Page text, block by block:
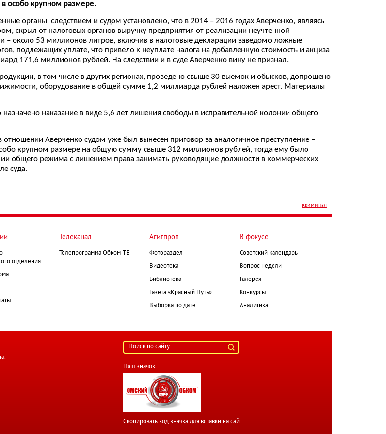
в особо крупном размере.
органы, следствием и судом установлено, что в 2014 – 2016 годах Аверченко, являясь
скрыл от налоговых органов выручку предприятия от реализации неучтенной
– около 53 миллионов литров, включив в налоговые декларации заведомо ложные
подлежащих уплате, что привело к неуплате налога на добавленную стоимость и акциза
171,6 миллионов рублей. На следствии и в суде Аверченко вину не признал.
в том числе в других регионах, проведено свыше 30 выемок и обысков, допрошено
оборудование в общей сумме 1,2 миллиарда рублей наложен арест. Материалы
наказание в виде 5,6 лет лишения свободы в исправительной колонии общего
Аверченко судом уже был вынесен приговор за аналогичное преступление –
крупном размере на общую сумму свыше 312 миллионов рублей, тогда ему было
общего режима с лишением права занимать руководящие должности в коммерческих
суда.
криминал
отделения
Телеканал
Телепрограмма Обком-ТВ
Агитпроп
Фотораздел
Видеотека
Библиотека
Газета «Красный Путь»
Выборка по дате
В фокусе
Советский календарь
Вопрос недели
Галерея
Конкурсы
Аналитика
Наш значок
Скопировать код значка для вставки на сайт